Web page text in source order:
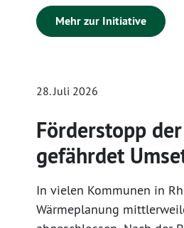
schützen. Auch für die
Hitze bei der Ausübung
investieren, es fehlen
Mehr zur Initiative
28. Juli 2026
Förderstopp
gefährdet
In vielen Kommunen in
Wärmeplanung